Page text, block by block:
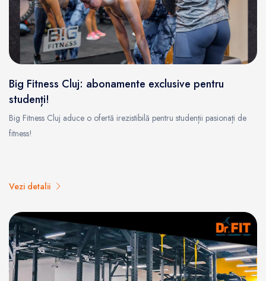
Big Fitness Cluj: abonamente exclusive pentru
studenți!
Big Fitness Cluj aduce o ofertă irezistibilă pentru studenții pasionați de
fitness!
Vezi detalii